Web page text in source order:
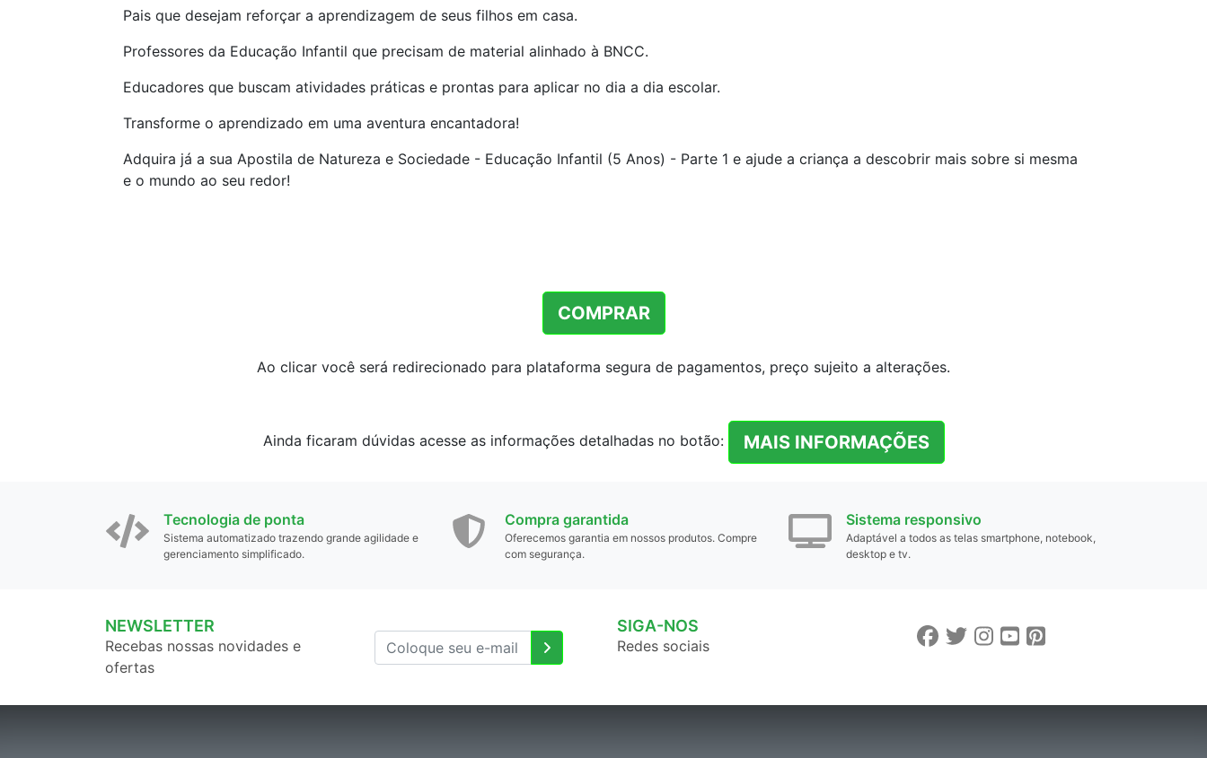
Pais que desejam reforçar a aprendizagem de seus filhos em casa.
Professores da Educação Infantil que precisam de material alinhado à BNCC.
Educadores que buscam atividades práticas e prontas para aplicar no dia a dia escolar.
Transforme o aprendizado em uma aventura encantadora!
Adquira já a sua Apostila de Natureza e Sociedade - Educação Infantil (5 Anos) - Parte 1 e ajude a criança a descobrir mais sobre si mesma
e o mundo ao seu redor!
COMPRAR
Ao clicar você será redirecionado para plataforma segura de pagamentos, preço sujeito a alterações.
Ainda ficaram dúvidas acesse as informações detalhadas no botão: MAIS INFORMAÇÕES
Tecnologia de ponta
Sistema automatizado trazendo grande agilidade e
gerenciamento simplificado.
Compra garantida
Oferecemos garantia em nossos produtos. Compre
com segurança.
Sistema responsivo
Adaptável a todos as telas smartphone, notebook,
desktop e tv.
NEWSLETTER
Recebas nossas novidades e
ofertas
SIGA-NOS
Redes sociais